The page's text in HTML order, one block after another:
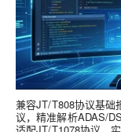
兼容JT/T808协议基础
议，精准解析ADAS/